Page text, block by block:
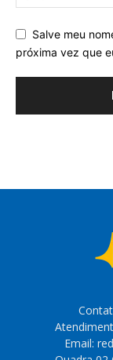
Salve meu
próxima vez que
Email: